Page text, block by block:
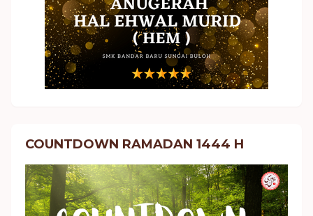
COUNTDOWN RAMADAN 1444 H